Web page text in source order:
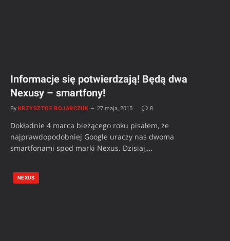
Informacje się potwierdzają! Będą dwa
Nexusy – smartfony!
By KRZYSZTOF BOJARCZUK 27 maja, 2015 8
Dokładnie 4 marca bieżącego roku pisałem, że
najprawdopodobniej Google uraczy nas dwoma
smartfonami spod marki Nexus. Dzisiaj,…
NEXUS